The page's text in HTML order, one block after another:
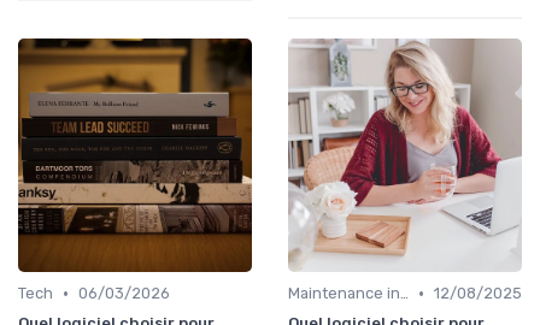
Tech • 06/03/2026
Maintenance infrastructures • 12/08/2025